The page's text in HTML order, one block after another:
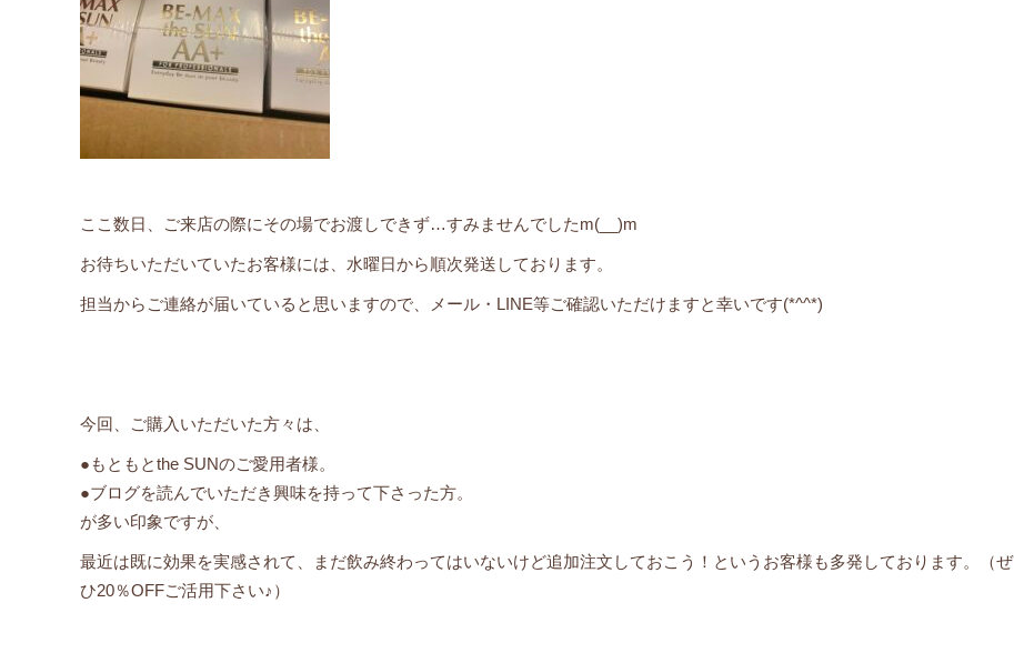
ここ数日、ご来店の際にその場でお渡しできず…すみませんでしたm(__)m
お待ちいただいていたお客様には、水曜日から順次発送しております。
担当からご連絡が届いていると思いますので、メール・LINE等ご確認いただけますと幸いです(*^^*)
今回、ご購入いただいた方々は、
●もともとthe SUNのご愛用者様。
●ブログを読んでいただき興味を持って下さった方。
が多い印象ですが、
最近は既に効果を実感されて、まだ飲み終わってはいないけど追加注文しておこう！というお客様も多発しております。（ぜ
ひ20％OFFご活用下さい♪）